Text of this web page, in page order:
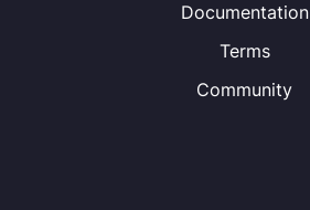
Documentation
Terms
Community